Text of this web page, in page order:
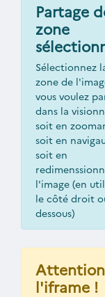
Partage
zone
Sélectionnez
zone de
vous voulez
dans la
soit en
soit en
soit en
l'image (en
le côté droit
dessous)
l'iframe !